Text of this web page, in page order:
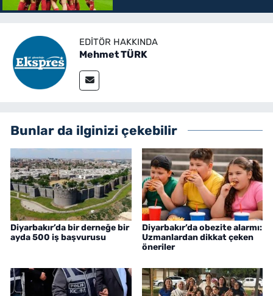
EDITÖR HAKKINDA
Mehmet TÜRK
Bunlar da ilginizi çekebilir
Diyarbakır’da bir derneğe bir
ayda 500 iş başvurusu
Diyarbakır’da obezite alarmı:
Uzmanlardan dikkat çeken
öneriler